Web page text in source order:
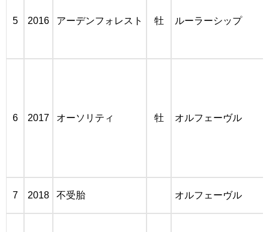
5 2016 アーデンフォレスト 牡 ルーラーシップ
6 2017 オーソリティ 牡 オルフェーヴル
7 2018 不受胎 オルフェーヴル